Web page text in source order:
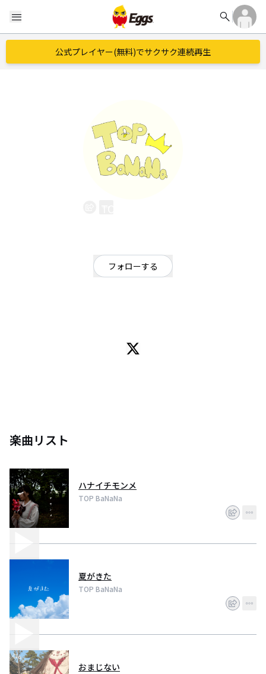
menu search
公式プレイヤー(無料)でサクサク連続再生
フォローする
楽曲リスト
ハナイチモンメ
TOP BaNaNa
夏がきた
TOP BaNaNa
おまじない